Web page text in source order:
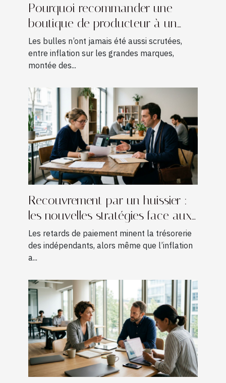
Pourquoi recommander une
boutique de producteur à un
amateur de champagne ?
Les bulles n’ont jamais été aussi scrutées,
entre inflation sur les grandes marques,
montée des...
Recouvrement par un huissier :
les nouvelles stratégies face aux
retards de paiement chez les
freelances
Les retards de paiement minent la trésorerie
des indépendants, alors même que l’inflation
a...